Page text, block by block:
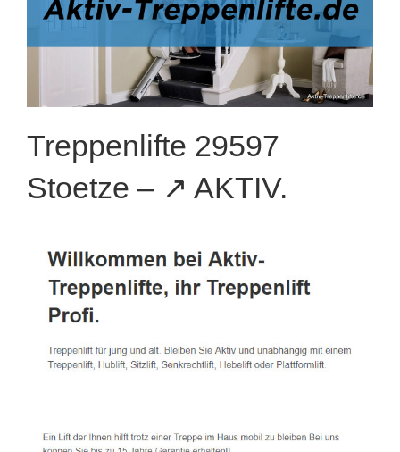
Treppenlifte 29597
Stoetze – ↗️ AKTIV.